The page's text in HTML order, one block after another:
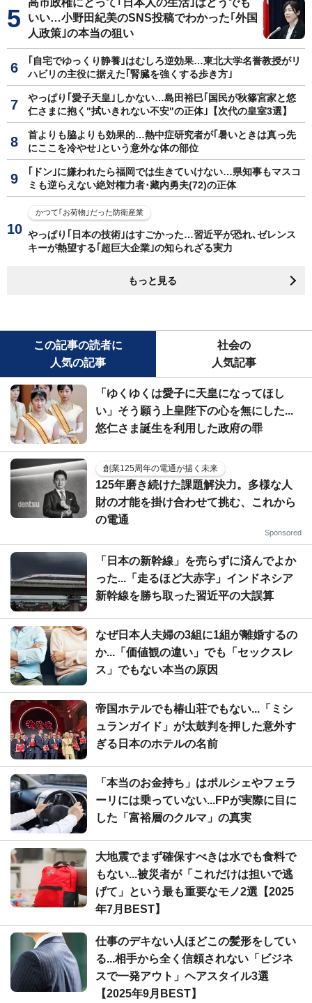
高市政権にとって｢日本人の生活｣はどうでも
いい…小野田紀美のSNS投稿でわかった｢外国
人政策｣の本当の狙い
｢自宅でゆっくり静養｣はむしろ逆効果…東北大学名誉教授がリ
ハビリの主役に据えた｢腎臓を強くする歩き方｣
やっぱり｢愛子天皇｣しかない…島田裕巳｢国民が秋篠宮家と悠
仁さまに抱く"拭いきれない不安"の正体｣【次代の皇室3選】
首よりも脇よりも効果的…熱中症研究者が｢暑いときは真っ先
にここを冷やせ｣という意外な体の部位
｢ドン｣に嫌われたら福岡では生きていけない…県知事もマスコ
ミも逆らえない絶対権力者･藏内勇夫(72)の正体
かつて｢お荷物｣だった防衛産業
やっぱり｢日本の技術｣はすごかった…習近平が恐れ､ゼレンス
キーが熱望する｢超巨大企業｣の知られざる実力
もっと見る
この記事の読者に
人気の記事
社会の
人気記事
「ゆくゆくは愛子に天皇になってほし
い」そう願う上皇陛下の心を無にした...
悠仁さま誕生を利用した政府の罪
創業125周年の電通が描く未来
125年磨き続けた課題解決力。多様な人
財の才能を掛け合わせて挑む、これから
の電通
Sponsored
「日本の新幹線」を売らずに済んでよか
った...「走るほど大赤字」インドネシア
新幹線を勝ち取った習近平の大誤算
なぜ日本人夫婦の3組に1組が離婚するの
か...「価値観の違い」でも「セックスレ
ス」でもない本当の原因
帝国ホテルでも椿山荘でもない...「ミシ
ュランガイド」が太鼓判を押した意外す
ぎる日本のホテルの名前
「本当のお金持ち」はポルシェやフェラ
ーリには乗っていない...FPが実際に目に
した「富裕層のクルマ」の真実
大地震でまず確保すべきは水でも食料で
もない...被災者が「これだけは担いで逃
げて」という最も重要なモノ2選【2025
年7月BEST】
仕事のデキない人ほどこの髪形をしてい
る...相手から全く信頼されない「ビジネ
スで一発アウト」ヘアスタイル3選
【2025年9月BEST】